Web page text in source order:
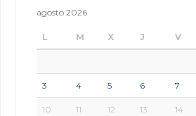
agosto 2026
L M X J V
3 4 5 6 7
10 11 12 13 14